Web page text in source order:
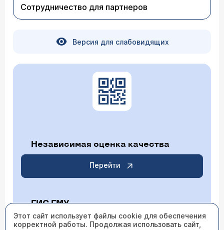
Сотрудничество для партнеров
Версия для слабовидящих
Независимая оценка качества
Перейти
ГИС ГМУ
Перейти
Этот сайт использует файлы cookie для обеспечения
корректной работы. Продолжая использовать сайт,